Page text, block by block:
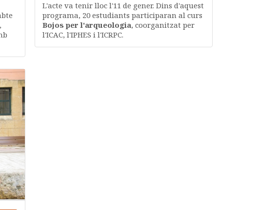
L'acte va tenir lloc l'11 de gener. Dins d'aquest
programa, 20 estudiants participaran al curs
Bojos per l'arqueologia, coorganitzat per
l'ICAC, l'IPHES i l'ICRPC.